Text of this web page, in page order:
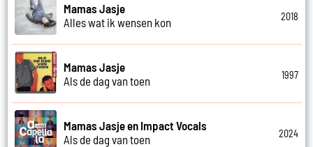
Mamas Jasje
Alles wat ik wensen kon
2018
Mamas Jasje
Als de dag van toen
1997
Mamas Jasje en Impact Vocals
Als de dag van toen
2024